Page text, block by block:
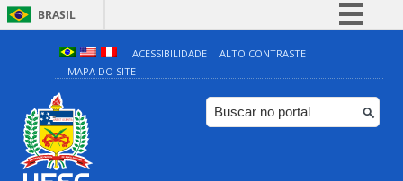
BRASIL
Simplifique!
Comunica BR
Participe
ACESSIBILIDADE
ALTO CONTRASTE
MAPA DO SITE